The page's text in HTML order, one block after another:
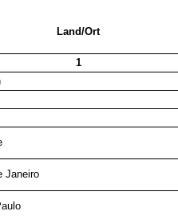
Land/Ort
1
Janeiro